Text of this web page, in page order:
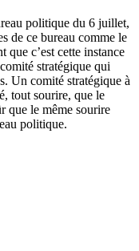
politique du 6 juillet,
de ce bureau comme le
que c’est cette instance
stratégique qui
Un comité stratégique à
tout sourire, que le
que le même sourire
politique.